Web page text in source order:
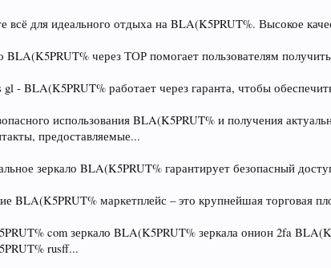
всё для идеального отдыха на BLA(K5PRUT%. Высокое
BLA(K5PRUT% через ТОР помогает пользователям
gl - BLA(K5PRUT% работает через гаранта, чтобы
использования BLA(K5PRUT% и получения
предоставляемые...
зеркало BLA(K5PRUT% гарантирует безопасный
BLA(K5PRUT% маркетплейс – это крупнейшая торговая
com зеркало BLA(K5PRUT% зеркала онион 2fa
rusff...